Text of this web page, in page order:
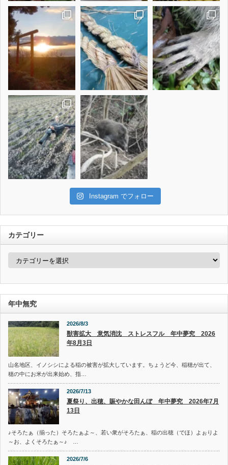
Instagram でフォロー
カテゴリー
年中無究
2026/8/3
獣害拡大 意気消沈 ストレスフル 年中夢究 2026
年8月3日
山名地区、イノシシによる稲の被害が拡大しています。ちょうど今、稲穂が出て、
穂の中にお米が出来始め、指…
2026/7/13
夏祭り、出穂、賑やかな田んぼ 年中夢究 2026年7月
13日
♪そろたぁ（揃った）そろたぁよ～、若い衆がそろたぁ、稲の出穂（でほ）よぉりよ
～お、よくそろたぁ～♪ …
2026/7/6